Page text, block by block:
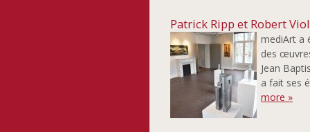
Patrick Ripp et Robert
mediArt a
des
Jean
a fait ses
more »